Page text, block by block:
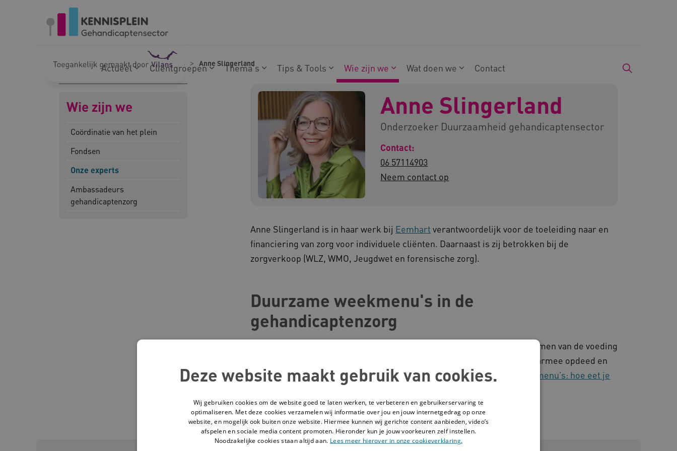
Naar hoofdinhoud
Actueel Cliëntgroepen Thema's Tips & Tools Wie zijn we Wat doen we Contact
Home Wie zijn we Onze experts Anne Slingerland
Wie zijn we
Coördinatie van het plein
Fondsen
Onze experts
Ambassadeurs
gehandicaptenzorg
Anne Slingerland
Onderzoeker Duurzaamheid gehandicaptensector
Contact:
06 57114903
Neem contact op
Anne Slingerland is in haar werk bij Eemhart verantwoordelijk voor de toeleiding naar en
financiering van zorg voor individuele cliënten. Daarnaast is zij betrokken bij de
zorgverkoop (WLZ, WMO, Jeugdwet en forensische zorg).
Duurzame weekmenu's in de
gehandicaptenzorg
In het kader van de Master Bestuurskunde onderzocht zij het verduurzamen van de voeding
in een verstandelijk gehandicaptenzorgorganisatie. De kennis die zij daarmee opdeed en
tips voor duurzamer eten vind je terug inhet kennisproduct 'Voorbeeldmenu’s: hoe eet je
Deze website maakt gebruik van cookies.
Wij gebruiken cookies om de website goed te laten werken, te verbeteren en gebruikerservaring te
optimaliseren. Met deze cookies verzamelen wij informatie over jou en jouw internetgedrag op onze
website, en mogelijk ook buiten onze website. Hiermee kunnen wij gerichte content aanbieden, video’s
afspelen en sociale media content promoten. Hieronder kun je jouw voorkeuren zelf instellen.
Noodzakelijke cookies staan altijd aan. Lees meer hierover in onze cookieverklaring.